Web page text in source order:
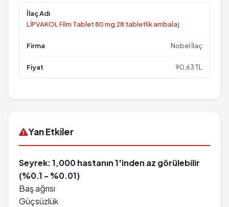
LİPVAKOL Film Tablet 80 mg 28 tabletlik ambalaj
Nobel İlaç
90,63 TL
Yan Etkiler
Seyrek: 1,000 hastanın 1'inden az görülebilir
(%0.1 - %0.01)
Baş ağrısı
Güçsüzlük